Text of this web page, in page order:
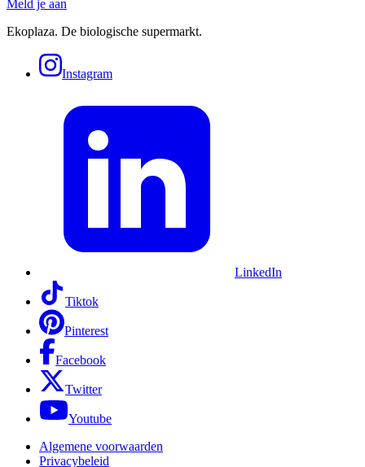
Meld je aan
Ekoplaza. De biologische supermarkt.
Instagram
LinkedIn
Tiktok
Pinterest
Facebook
Twitter
Youtube
Algemene voorwaarden
Privacybeleid